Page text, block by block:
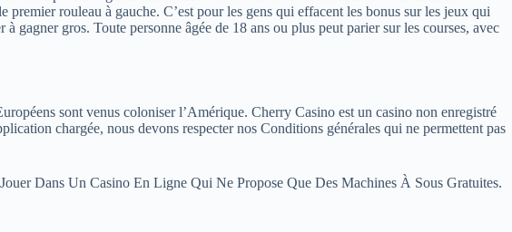
rouleau à gauche. C’est pour les gens qui effacent les bonus sur les jeux qui
gagner gros. Toute personne âgée de 18 ans ou plus peut parier sur les courses, avec
sont venus coloniser l’Amérique. Cherry Casino est un casino non enregistré
chargée, nous devons respecter nos Conditions générales qui ne permettent pas
Dans Un Casino En Ligne Qui Ne Propose Que Des Machines À Sous Gratuites.